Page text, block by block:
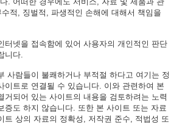
적, 징벌적, 파생적인 손해에 대해서 책임을
터넷을 접속함에 있어 사용자의 개인적인 판단
니다.
사람들이 불쾌하거나 부적절 하다고 여기는 정
이트로 연결될 수 있습니다. 이와 관련하여 본
거되어 있는 사이트의 내용을 검토하려는 노력
증도 하지 않습니다. 또한 본 사이트 또는 자료
트 상의 자료의 정확성, 저작권 준수, 적법성 또